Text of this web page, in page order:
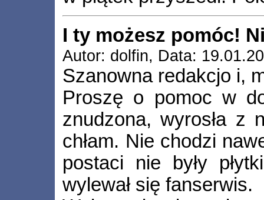
I ty możesz pomóc!
Autor: dolfin, Data:
Szanowna redakcjo i,
Proszę o pomoc w
znudzona, wyrosła z
chłam. Nie chodzi
postaci nie były
wylewał się fanserwis.